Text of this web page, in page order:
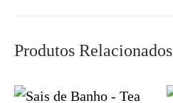
Produtos Relacionados